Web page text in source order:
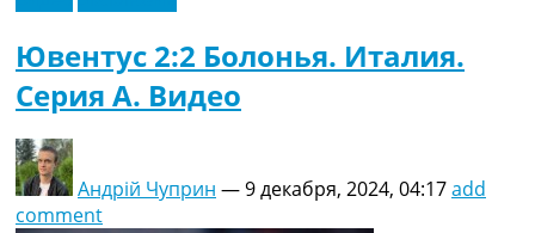
Ювентус 2:2 Болонья. Италия.
Серия A. Видео
Андрій Чуприн —9 декабря, 2024, 04:17add
comment